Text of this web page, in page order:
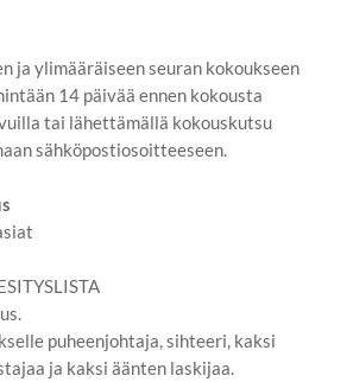
ja ylimääräiseen seuran kokoukseen
14 päivää ennen kokousta
tai lähettämällä kokouskutsu
sähköpostiosoitteeseen.
puheenjohtaja, sihteeri, kaksi
ja kaksi äänten laskijaa.